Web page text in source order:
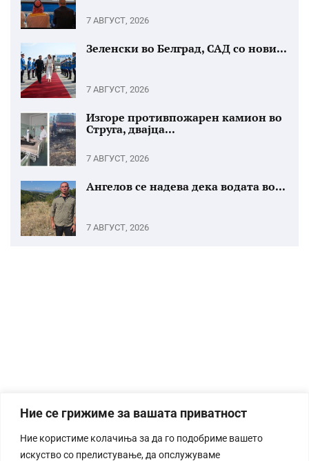
Ние се грижиме за вашата приватност
Ние користиме колачиња за да го подобриме вашето
искуство со прелистување, да опслужуваме
7 АВГУСТ, 2026
Зеленски во Белград, САД со нови...
7 АВГУСТ, 2026
Изгоре противпожарен камион во
Струга, двајца...
7 АВГУСТ, 2026
Ангелов се надева дека водата во...
7 АВГУСТ, 2026